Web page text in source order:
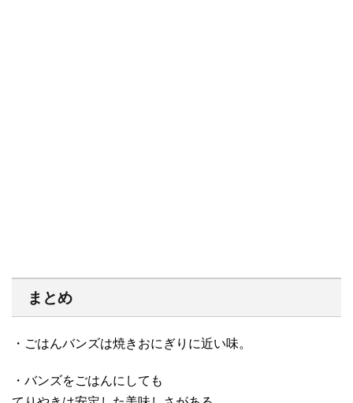
まとめ
・ごはんバンズは焼きおにぎりに近い味。
・バンズをごはんにしても